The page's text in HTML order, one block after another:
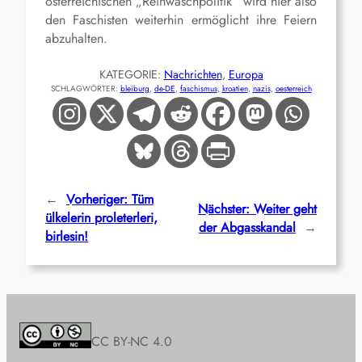
den Faschisten weiterhin ermöglicht ihre Feiern
abzuhalten.
KATEGORIE: Nachrichten, Europa
SCHLAGWÖRTER: bleiburg, de-DE, faschismus, kroatien, nazis, oesterreich
← Vorheriger: Tüm
ülkelerin proleterleri,
birlesin!
Nächster: Weiter geht
der Abgasskandal →
CC BY-NC 4.0